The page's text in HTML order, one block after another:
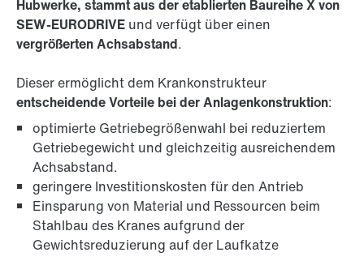
Hubwerke, stammt aus der etablierten Baureihe X von
SEW-EURODRIVE und verfügt über einen
vergrößerten Achsabstand.
Dieser ermöglicht dem Krankonstrukteur
entscheidende Vorteile bei der Anlagenkonstruktion:
optimierte Getriebegrößenwahl bei reduziertem
Getriebegewicht und gleichzeitig ausreichendem
Achsabstand.
geringere Investitionskosten für den Antrieb
Einsparung von Material und Ressourcen beim
Stahlbau des Kranes aufgrund der
Gewichtsreduzierung auf der Laufkatze